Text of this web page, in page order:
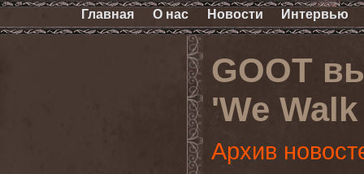
Главная О нас Новости Интервью
GOOT
'We
Архив